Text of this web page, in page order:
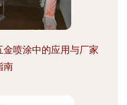
喷涂中的应用与厂家
南